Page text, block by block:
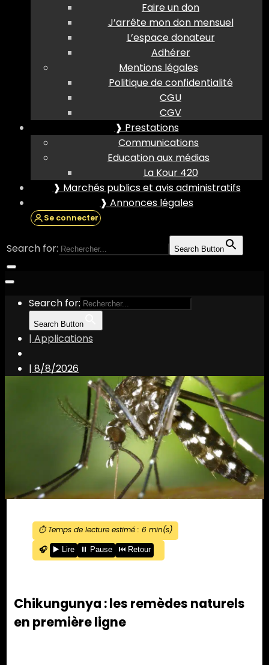
Faire un don
J’arrête mon don mensuel
L’espace donateur
Adhérer
Mentions légales
Politique de confidentialité
CGU
CGV
❱ Prestations
Communications
Education aux médias
La Kour 420
❱ Marchés publics et avis administratifs
❱ Annonces légales
Se connecter
Search for: Search Button
Search for:
Search Button
| Applications
| 8/8/2026
⏱️ Temps de lecture estimé : 6 min(s)
🎧
▶️ Lire ⏸️ Pause ⏮️ Retour
Chikungunya : les remèdes naturels
en première ligne